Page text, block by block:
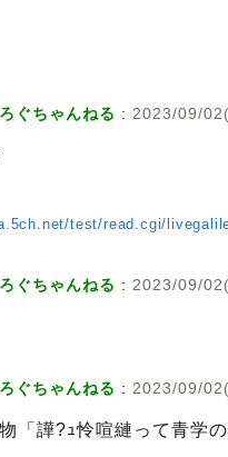
ぐちゃんねる : 2023/09/
test/read.cgi/
ぐちゃんねる : 2023/09/
ぐちゃんねる : 2023/09/
「譁?ｭ怜喧縺って青学の